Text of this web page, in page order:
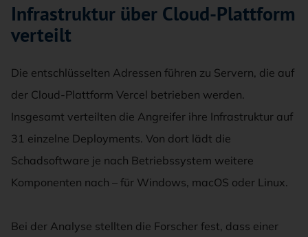
Infrastruktur über Cloud-Plattform
verteilt
Die entschlüsselten Adressen führen zu Servern, die auf
der Cloud-Plattform Vercel betrieben werden.
Insgesamt verteilten die Angreifer ihre Infrastruktur auf
31 einzelne Deployments. Von dort lädt die
Schadsoftware je nach Betriebssystem weitere
Komponenten nach – für Windows, macOS oder Linux.
Bei der Analyse stellten die Forscher fest, dass einer